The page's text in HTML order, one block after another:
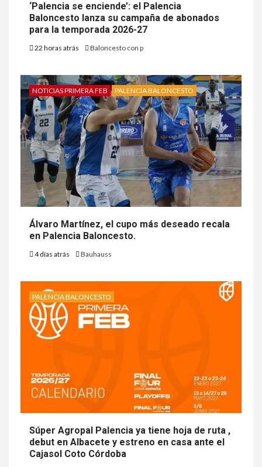
‘Palencia se enciende’: el Palencia
Baloncesto lanza su campaña de abonados
para la temporada 2026-27
22 horas atrás Baloncesto con p
NOTICIAS PRIMERA FEB PALENCIA BALONCESTO
Álvaro Martínez, el cupo más deseado recala
en Palencia Baloncesto.
4 días atrás Bauhauss
PALENCIA BALONCESTO
Súper Agropal Palencia ya tiene hoja de ruta ,
debut en Albacete y estreno en casa ante el
Cajasol Coto Córdoba